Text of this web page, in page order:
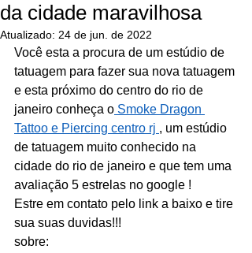
da cidade maravilhosa
Atualizado: 24 de jun. de 2022
Você esta a procura de um estúdio de
tatuagem para fazer sua nova tatuagem
e esta próximo do centro do rio de
janeiro conheça o Smoke Dragon
Tattoo e Piercing centro rj , um estúdio
de tatuagem muito conhecido na
cidade do rio de janeiro e que tem uma
avaliação 5 estrelas no google !
Estre em contato pelo link a baixo e tire
sua suas duvidas!!!
sobre: